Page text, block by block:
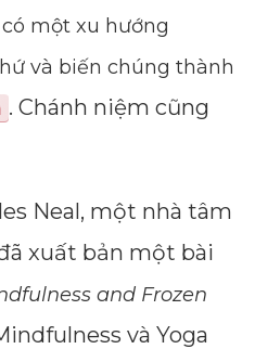
một xu hướng
và biến chúng thành
. Chánh niệm cũng
Neal, một nhà tâm
xuất bản một bài
and Frozen
và Yoga